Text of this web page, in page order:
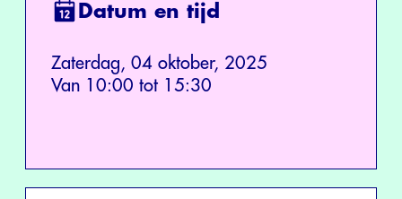
Datum en tijd
Zaterdag, 04 oktober, 2025
Van 10:00 tot 15:30